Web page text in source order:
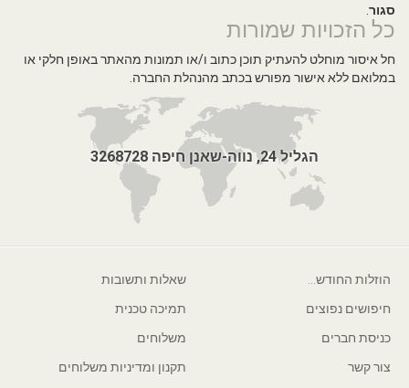
סגור
כל הזכויות שמורות
חל איסור מוחלט להעתיק תוכן כתוב ו/או תמונות מהאתר באופן חלקי או
במלואם ללא אישור מפורש בכתב מהנהלת החברה.
הגליל 24, נווה-שאנן חיפה 3268728
הוזלות החודש...
חיפושים נפוצים
כניסת חברים
צור קשר
שאלות ותשובות
תמיכה טכנית
משלוחים
תקנון ומדיניות משלוחים